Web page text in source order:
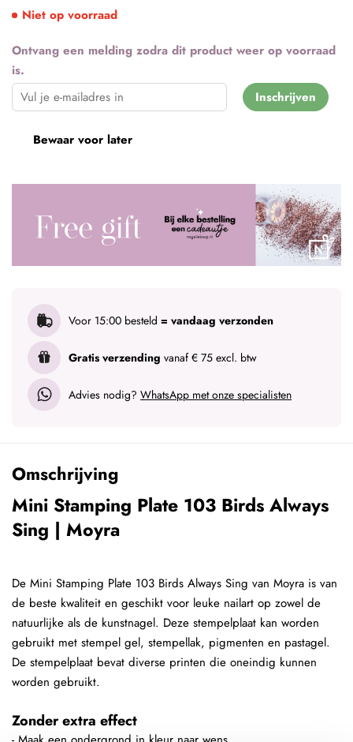
Ontvang een melding zodra dit product weer op voorraad
is.
Inschrijven
Bewaar voor later
Voor 15:00 besteld = vandaag verzonden
Gratis verzending vanaf € 75 excl. btw
Advies nodig? WhatsApp met onze specialisten
Niet op voorraad
Omschrijving
Mini Stamping Plate 103 Birds Always
Sing | Moyra
De Mini Stamping Plate 103 Birds Always Sing van Moyra is van
de beste kwaliteit en geschikt voor leuke nailart op zowel de
natuurlijke als de kunstnagel. Deze stempelplaat kan worden
gebruikt met stempel gel, stempellak, pigmenten en pastagel.
De stempelplaat bevat diverse printen die oneindig kunnen
worden gebruikt.
Zonder extra effect